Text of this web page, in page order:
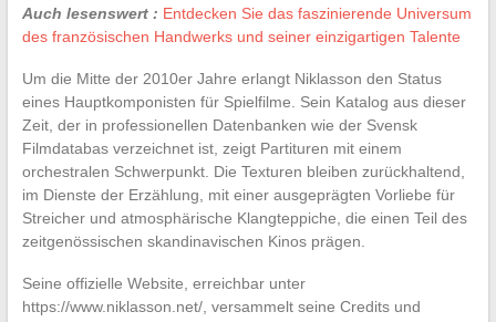
Auch lesenswert : Entdecken Sie das faszinierende Universum
des französischen Handwerks und seiner einzigartigen Talente
Um die Mitte der 2010er Jahre erlangt Niklasson den Status
eines Hauptkomponisten für Spielfilme. Sein Katalog aus dieser
Zeit, der in professionellen Datenbanken wie der Svensk
Filmdatabas verzeichnet ist, zeigt Partituren mit einem
orchestralen Schwerpunkt. Die Texturen bleiben zurückhaltend,
im Dienste der Erzählung, mit einer ausgeprägten Vorliebe für
Streicher und atmosphärische Klangteppiche, die einen Teil des
zeitgenössischen skandinavischen Kinos prägen.
Seine offizielle Website, erreichbar unter
https://www.niklasson.net/, versammelt seine Credits und